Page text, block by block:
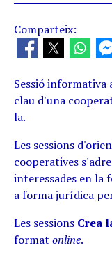
Comparteix:
Sessió informativa
clau d'una
la.
Les sessions
cooperatives
interessades en la
a forma jurídica
Les sessions Crea
format online.